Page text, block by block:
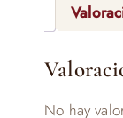
No hay